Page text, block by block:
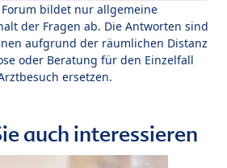
bildet nur allgemeine
der Fragen ab. Die Antworten sind
aufgrund der räumlichen Distanz
oder Beratung für den Einzelfall
ersetzen.
auch interessieren